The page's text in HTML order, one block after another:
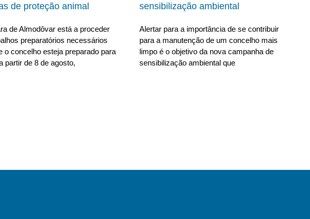
de proteção animal
de Almodôvar está a proceder
preparatórios necessários
o concelho esteja preparado para
partir de 8 de agosto,
sensibilização ambiental
Alertar para a importância de se contribuir
para a manutenção de um concelho mais
limpo é o objetivo da nova campanha de
sensibilização ambiental que